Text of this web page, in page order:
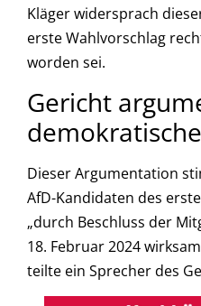
Kläger widersprach
erste Wahlvorschlag
worden sei.
Gericht
Dieser Argumentation
AfD-Kandidaten des
„durch Beschluss der
18. Februar 2024
teilte ein Sprecher des